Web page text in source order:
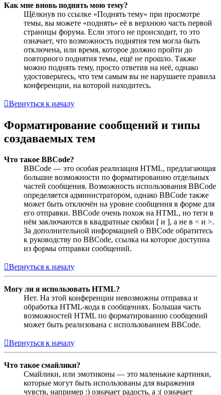
Как мне вновь поднять мою тему?
Щёлкнув по ссылке «Поднять тему» при просмотре
темы, вы можете «поднять» её в верхнюю часть первой
страницы форума. Если этого не происходит, то это
означает, что возможность поднятия тем могла быть
отключена, или время, которое должно пройти до
повторного поднятия темы, ещё не прошло. Также
можно поднять тему, просто ответив на неё, однако
удостоверьтесь, что тем самым вы не нарушаете правила
конференции, на которой находитесь.
Вернуться к началу
Форматирование сообщений и типы
создаваемых тем
Что такое BBCode?
BBCode — это особая реализация HTML, предлагающая
большие возможности по форматированию отдельных
частей сообщения. Возможность использования BBCode
определяется администратором, однако BBCode также
может быть отключён на уровне сообщения в форме для
его отправки. BBCode очень похож на HTML, но теги в
нём заключаются в квадратные скобки [ и ], а не в < и >.
За дополнительной информацией о BBCode обратитесь
к руководству по BBCode, ссылка на которое доступна
из формы отправки сообщений.
Вернуться к началу
Могу ли я использовать HTML?
Нет. На этой конференции невозможны отправка и
обработка HTML-кода в сообщениях. Большая часть
возможностей HTML по форматированию сообщений
может быть реализована с использованием BBCode.
Вернуться к началу
Что такое смайлики?
Смайлики, или эмотиконы — это маленькие картинки,
которые могут быть использованы для выражения
чувств, например :) означает радость, а :( означает